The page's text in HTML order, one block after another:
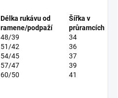
Délka rukávu od
ramene/podpaží
Šířka v
průramcích
48/39
34
51/42
36
54/45
37
57/47
39
60/50 41